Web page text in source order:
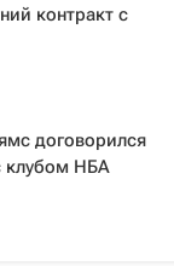
контракт с
договорился
клубом НБА